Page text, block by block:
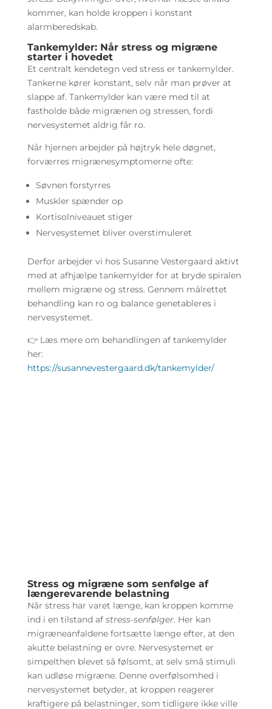
kommer, kan holde kroppen i konstant
alarmberedskab.
Tankemylder: Når stress og migræne
starter i hovedet
Et centralt kendetegn ved stress er tankemylder.
Tankerne kører konstant, selv når man prøver at
slappe af. Tankemylder kan være med til at
fastholde både migrænen og stressen, fordi
nervesystemet aldrig får ro.
Når hjernen arbejder på højtryk hele døgnet,
forværres migrænesymptomerne ofte:
Søvnen forstyrres
Muskler spænder op
Kortisolniveauet stiger
Nervesystemet bliver overstimuleret
Derfor arbejder vi hos Susanne Vestergaard aktivt
med at afhjælpe tankemylder for at bryde spiralen
mellem migræne og stress. Gennem målrettet
behandling kan ro og balance genetableres i
nervesystemet.
👉 Læs mere om behandlingen af tankemylder
her:
https://susannevestergaard.dk/tankemylder/
Stress og migræne som senfølge af
længerevarende belastning
Når stress har varet længe, kan kroppen komme
ind i en tilstand af stress-senfølger. Her kan
migræneanfaldene fortsætte længe efter, at den
akutte belastning er ovre. Nervesystemet er
simpelthen blevet så følsomt, at selv små stimuli
kan udløse migræne. Denne overfølsomhed i
nervesystemet betyder, at kroppen reagerer
kraftigere på belastninger, som tidligere ikke ville